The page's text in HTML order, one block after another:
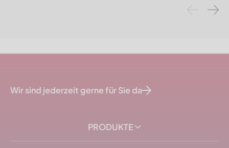
Wir sind jederzeit gerne für Sie da
PRODUKTE